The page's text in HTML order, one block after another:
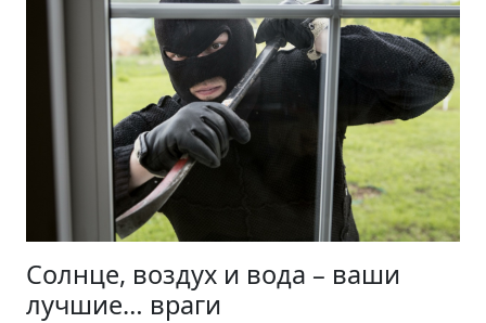
Солнце, воздух и вода – ваши
лучшие… враги